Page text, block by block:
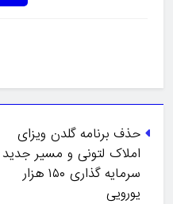
حذف برنامه گلدن ویزای
املاک لتونی و مسیر جدید
سرمایه گذاری ۱۵۰ هزار
یورویی